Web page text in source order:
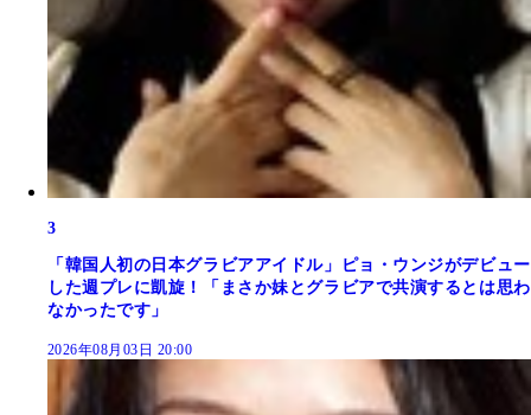
3
「韓国人初の日本グラビアアイドル」ピョ・ウンジがデビュー
した週プレに凱旋！「まさか妹とグラビアで共演するとは思わ
なかったです」
2026年08月03日 20:00